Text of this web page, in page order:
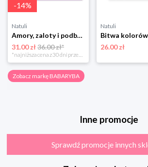
-14%
Natuli
Amory, zaloty i podboje Babaryba
31.00 zł36.00 zł*
Natuli
26.00 zł
Zobacz markę BABARYBA
Inne promocje
Sprawdź promocje innych